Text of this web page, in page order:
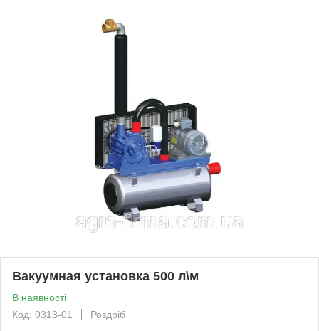
Вакуумная установка 500 л\м
В наявності
Код: 0313-01
Роздріб